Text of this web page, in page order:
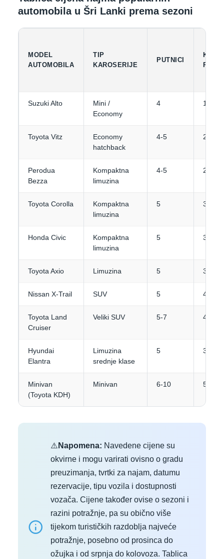
automobila u Šri Lanki prema sezoni
MODEL
AUTOMOBILA
TIP
KAROSERIJE
PUTNICI
Suzuki Alto
Mini /
Economy
4 1-2
Toyota Vitz
Economy
hatchback
4-5 2
Perodua
Bezza
Kompaktna
limuzina
4-5 2-3
Toyota Corolla
Kompaktna
limuzina
5 3
Honda Civic
Kompaktna
limuzina
5 3
Toyota Axio Limuzina 5 3-4
Nissan X-Trail SUV 5 4
Toyota Land
Cruiser
Veliki SUV 5-7 4-5
Hyundai
Elantra
Limuzina
srednje klase
5 3-4
Minivan
(Toyota KDH)
Minivan 6-10 5+
⚠️ Napomena: Navedene cijene su
okvirne i mogu varirati ovisno o gradu
preuzimanja, tvrtki za najam, datumu
rezervacije, tipu vozila i dostupnosti
vozača. Cijene također ovise o sezoni i
razini potražnje, pa su obično više
tijekom turističkih razdoblja najveće
potražnje, posebno od prosinca do
ožujka i od srpnja do kolovoza. Tablica